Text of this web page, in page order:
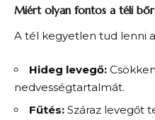
Miért olyan fontos a téli
A tél kegyetlen tud lenni
Hideg levegő:
nedvességtartalmát.
Fűtés: Száraz levegőt